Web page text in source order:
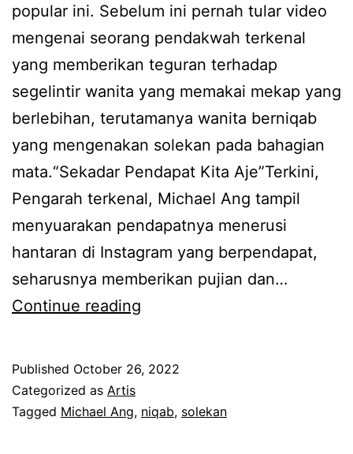
,
d
a
h
e
l
o
k
b
e
r
q
b
popular ini. Sebelum ini pernah tular video
mengenai seorang pendakwah terkenal
yang memberikan teguran terhadap
segelintir wanita yang memakai mekap yang
berlebihan, terutamanya wanita berniqab
yang mengenakan solekan pada bahagian
mata.“Sekadar Pendapat Kita Aje”Terkini,
Pengarah terkenal, Michael Ang tampil
menyuarakan pendapatnya menerusi
hantaran di Instagram yang berpendapat,
seharusnya memberikan pujian dan…
Continue reading
a
Published October 26, 2022
Categorized as Artis
Tagged Michael Ang, niqab, solekan